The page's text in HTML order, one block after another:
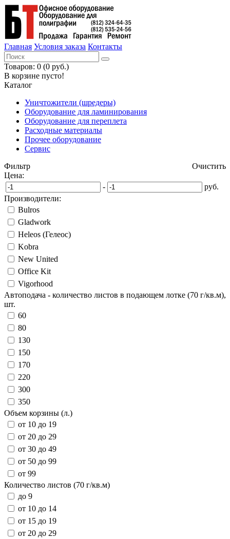
Главная Условия заказа Контакты
Товаров: 0 (0 руб.)
В корзине пусто!
Каталог
Уничтожители (шредеры)
Оборудование для ламинирования
Оборудование для переплета
Расходные материалы
Прочее оборудование
Сервис
Фильтр
Очистить
Цена:
-
руб.
Производители:
Bulros
Gladwork
Heleos (Гелеос)
Kobra
New United
Office Kit
Vigorhood
Автоподача - количество листов в подающем лотке (70 г/кв.м),
шт.
60
80
130
150
170
220
300
350
Объем корзины (л.)
от 10 до 19
от 20 до 29
от 30 до 49
от 50 до 99
от 99
Количество листов (70 г/кв.м)
до 9
от 10 до 14
от 15 до 19
от 20 до 29